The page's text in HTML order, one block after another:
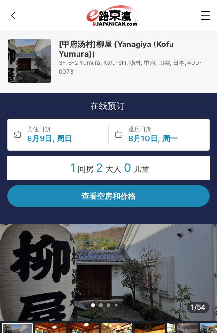
[甲府汤村]柳屋 (Yanagiya (Kofu
Yumura))
3-16-2 Yumura, Kofu-shi, 汤村, 甲府, 山梨, 日本, 400-
0073
在线预订
入住日期
8月9日, 周日
退房日期
8月10日, 周一
1 间房 2 大人 0 儿童
查看空房和价格
1/54